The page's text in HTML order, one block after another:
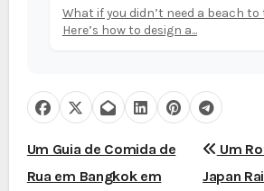
What if you didn’t need a beach
Here’s how to design a...
N
Um Guia de Comida de
Rua em Bangkok em
Um
Japan